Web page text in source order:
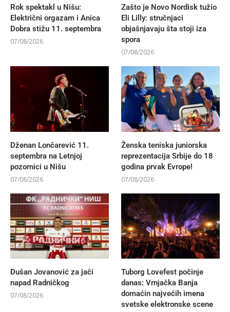
Rok spektakl u Nišu:
Električni orgazam i Anica
Dobra stižu 11. septembra
07/08/2026
Zašto je Novo Nordisk tužio
Eli Lilly: stručnjaci
objašnjavaju šta stoji iza
spora
07/08/2026
Dženan Lončarević 11.
septembra na Letnjoj
pozornici u Nišu
07/08/2026
Ženska teniska juniorska
reprezentacija Srbije do 18
godina prvak Evrope!
07/08/2026
Dušan Jovanović za jači
napad Radničkog
07/08/2026
Tuborg Lovefest počinje
danas: Vrnjačka Banja
domaćin najvećih imena
svetske elektronske scene